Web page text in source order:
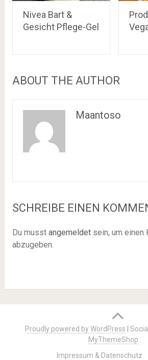
Nivea Bart &
Gesicht Pflege-Gel
ABOUT THE AUTHOR
Maantoso
SCHREIBE EINEN
Du musst angemeldetsein, um einen
abzugeben.
Proudly powered by WordPress |
MyThemeShop.
Impressum & Datenschutz